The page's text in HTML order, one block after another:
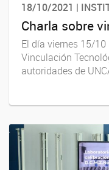
18/10/2021 |
Charla sobre
El día viernes 15/
Vinculación
autoridades de